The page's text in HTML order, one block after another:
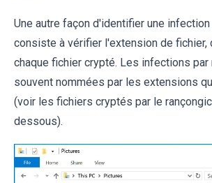
Une autre façon d'identifier une
consiste à vérifier l'extension de fichier,
chaque fichier crypté. Les infections
souvent nommées par les extensions
(voir les fichiers cryptés par le
dessous).